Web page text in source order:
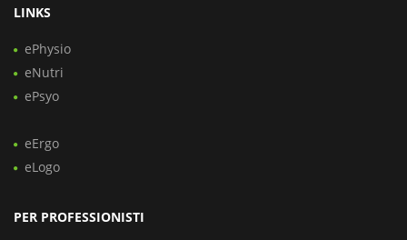
LINKS
ePhysio
eNutri
ePsyo
eErgo
eLogo
PER PROFESSIONISTI